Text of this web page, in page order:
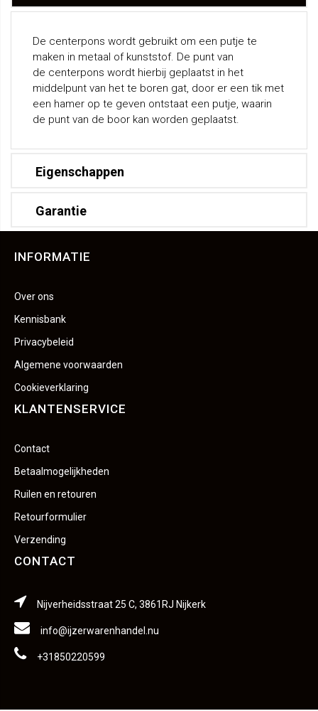
De centerpons wordt gebruikt om een putje te
maken in metaal of kunststof. De punt van
de centerpons wordt hierbij geplaatst in het
middelpunt van het te boren gat, door er een tik met
een hamer op te geven ontstaat een putje, waarin
de punt van de boor kan worden geplaatst.
Eigenschappen
Garantie
INFORMATIE
Over ons
Kennisbank
Privacybeleid
Algemene voorwaarden
Cookieverklaring
KLANTENSERVICE
Contact
Betaalmogelijkheden
Ruilen en retouren
Retourformulier
Verzending
CONTACT
Nijverheidsstraat 25 C, 3861RJ Nijkerk
info@ijzerwarenhandel.nu
+31850220599